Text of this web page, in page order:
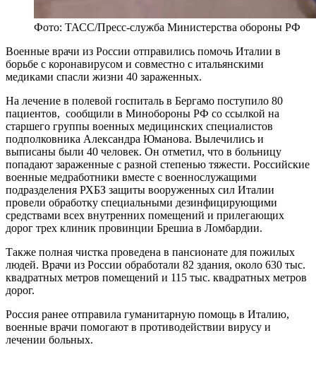
Фото: ТАСС/Пресс-служба Министерства обороны РФ
Военные врачи из России отправились помочь Италии в
борьбе с коронавирусом и совместно с итальянскими
медиками спасли жизни 40 зараженных.
На лечение в полевой госпиталь в Бергамо поступило 80
пациентов, сообщили в Минобороны РФ со ссылкой на
старшего группы военных медицинских специалистов
подполковника Александра Юманова. Вылечились и
выписаны были 40 человек. Он отметил, что в больницу
попадают зараженные с разной степенью тяжести. Российские
военные медработники вместе с военнослужащими
подразделения РХБЗ защиты вооруженных сил Италии
провели обработку специальными дезинфицирующими
средствами всех внутренних помещений и прилегающих
дорог трех клиник провинции Брешиа в Ломбардии.
Также полная чистка проведена в пансионате для пожилых
людей. Врачи из России обработали 82 здания, около 630 тыс.
квадратных метров помещений и 115 тыс. квадратных метров
дорог.
Россия ранее отправила гуманитарную помощь в Италию,
военные врачи помогают в противодействии вирусу и
лечении больных.